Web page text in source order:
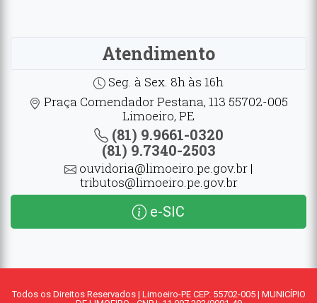
Atendimento
Seg. à Sex. 8h às 16h
Praça Comendador Pestana, 113 55702-005
Limoeiro, PE
(81) 9.9661-0320
(81) 9.7340-2503
ouvidoria@limoeiro.pe.gov.br |
tributos@limoeiro.pe.gov.br
e-SIC
Todos os Direitos Reservados | Limoeiro-PE CEP: 55702-005 | MUNICÍPIO